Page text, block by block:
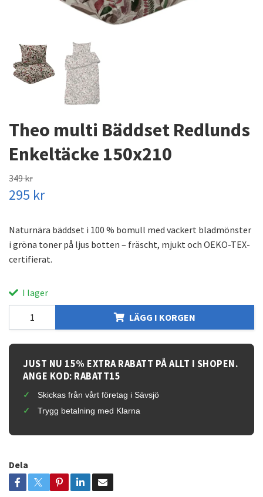
Theo multi Bäddset Redlunds
Enkeltäcke 150x210
349 kr
295 kr
Naturnära bäddset i 100 % bomull med vackert bladmönster
i gröna toner på ljus botten – fräscht, mjukt och OEKO-TEX-
certifierat.
I lager
LÄGG I KORGEN
JUST NU 15% EXTRA RABATT PÅ ALLT I SHOPEN.
ANGE KOD: RABATT15
Skickas från vårt företag i Sävsjö
Trygg betalning med Klarna
Dela